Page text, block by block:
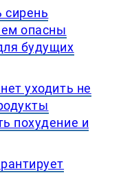
опасны
будущих
уходить не
похудение и